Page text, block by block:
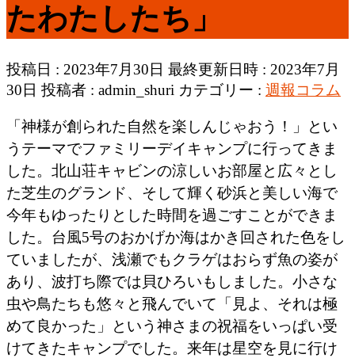
たわたしたち」
投稿日 : 2023年7月30日 最終更新日時 : 2023年7月
30日 投稿者 : admin_shuri カテゴリー : 週報コラム
「神様が創られた自然を楽しんじゃおう！」とい
うテーマでファミリーデイキャンプに行ってきま
した。北山荘キャビンの涼しいお部屋と広々とし
た芝生のグランド、そして輝く砂浜と美しい海で
今年もゆったりとした時間を過ごすことができま
した。台風5号のおかげか海はかき回された色をし
ていましたが、浅瀬でもクラゲはおらず魚の姿が
あり、波打ち際では貝ひろいもしました。小さな
虫や鳥たちも悠々と飛んでいて「見よ、それは極
めて良かった」という神さまの祝福をいっぱい受
けてきたキャンプでした。来年は星空を見に行け